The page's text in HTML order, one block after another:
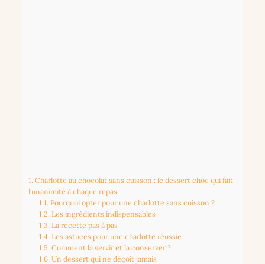
1. Charlotte au chocolat sans cuisson : le dessert choc qui fait
l’unanimité à chaque repas
1.1. Pourquoi opter pour une charlotte sans cuisson ?
1.2. Les ingrédients indispensables
1.3. La recette pas à pas
1.4. Les astuces pour une charlotte réussie
1.5. Comment la servir et la conserver ?
1.6. Un dessert qui ne déçoit jamais